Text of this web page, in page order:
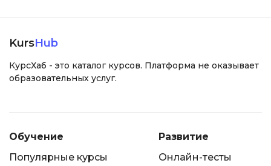
KursHub
КурсХаб - это каталог курсов. Платформа не оказывает
образовательных услуг.
Обучение
Популярные курсы
Развитие
Онлайн-тесты